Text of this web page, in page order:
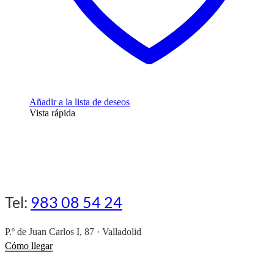
Añadir a la lista de deseos
Vista rápida
Tel: 983 08 54 24
P.º de Juan Carlos I, 87 · Valladolid
Cómo llegar